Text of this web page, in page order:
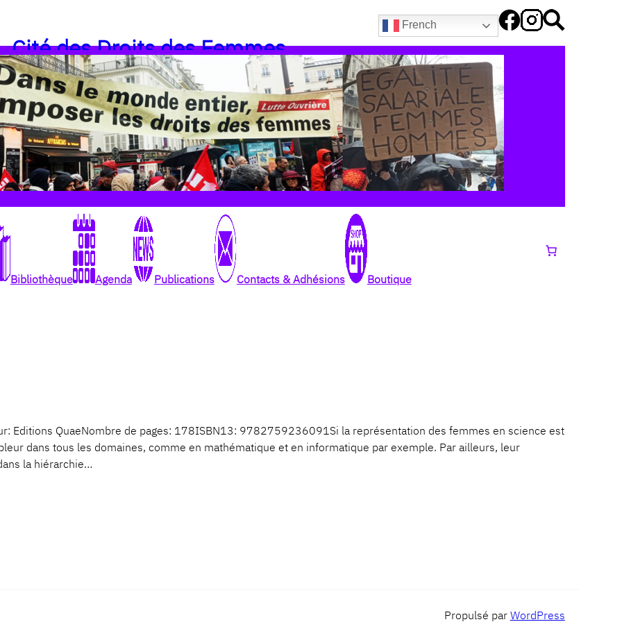
French
Cité des Droits des Femmes
Bibliothèque Agenda Publications Contacts & Adhésions Boutique
Editions QuaeNombre de pages: 178ISBN13: 9782759236091Si la représentation des femmes en science est
dans tous les domaines, comme en mathématique et en informatique par exemple. Par ailleurs, leur
la hiérarchie…
Propulsé par WordPress